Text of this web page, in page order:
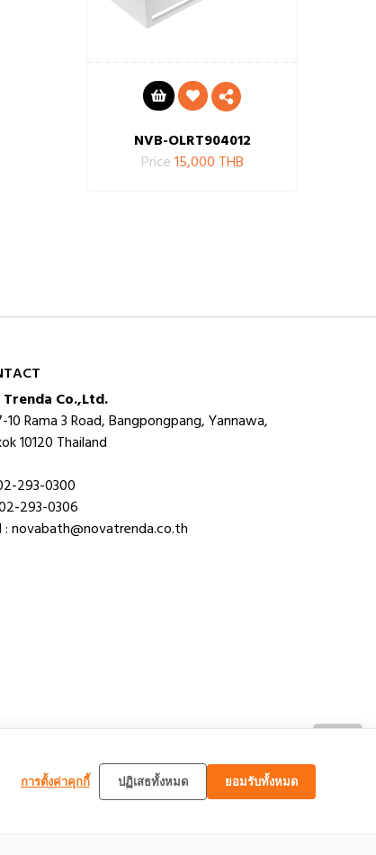
NVB-OLRT904012
Price15,000 THB
Co.,Ltd.
Rama 3 Road, Bangpongpang, Yannawa,
10120 Thailand
293-0300
293-0306
: novabath@novatrenda.co.th
การตั้งค่าคุกกี้ ปฏิเสธทั้งหมด ยอมรับทั้งหมด